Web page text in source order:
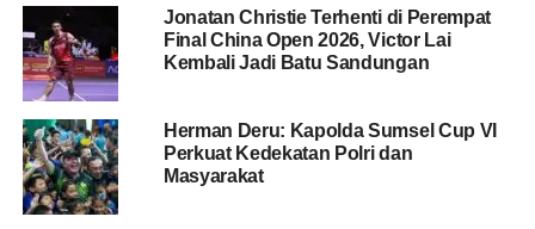
maksimal,” kata Fajar selepas pertandingan di Singapore
Indoor Stadium, Singapura, dalam keterangan resmi
PBSI, Rabu (27/5/2026).
Fajar mengakui gim pertama menjadi pelajaran penting
bagi mereka. Pasangan Indonesia itu sebenarnya sempat
unggul 12-9, tetapi kehilangan momentum setelah lawan
mampu meraih 10 poin beruntun.
Jonatan Christie Terhenti di Perempat
Final China Open 2026, Victor Lai
Kembali Jadi Batu Sandungan
Herman Deru: Kapolda Sumsel Cup VI
Perkuat Kedekatan Polri dan
Masyarakat